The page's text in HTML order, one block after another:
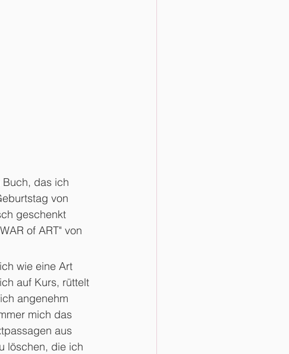
das ich
von
geschenkt
of ART" von
wie eine Art
auf Kurs, rüttelt
angenehm
mich das
aus
löschen, die ich